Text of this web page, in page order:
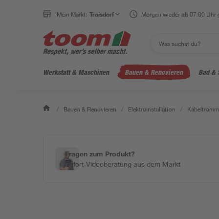
Mein Markt: Troisdorf Morgen wieder ab 07:00 Uhr
Werkstatt & Maschinen Bauen & Renovieren Bad &
/ Bauen & Renovieren / Elektroinstallation /
Fragen zum Produkt?
Sofort-Videoberatung aus dem Markt